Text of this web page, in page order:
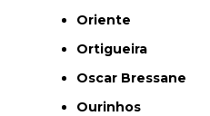
Oriente
Ortigueira
Oscar Bressane
Ourinhos